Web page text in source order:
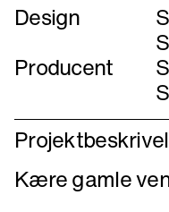
Design
Producent
Kære gamle